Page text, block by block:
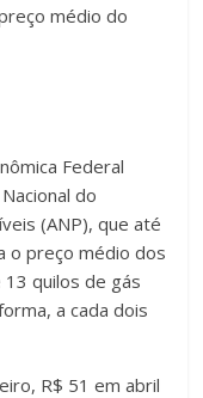
médio do
Federal
do
(ANP), que até
o preço médio dos
quilos de gás
a cada dois
R$ 51 em abril